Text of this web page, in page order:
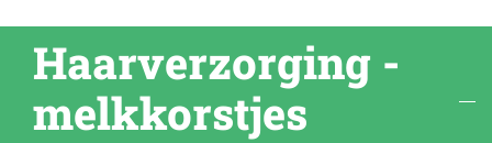
Blog
Diensten
Haarverzorging -
melkkorstjes